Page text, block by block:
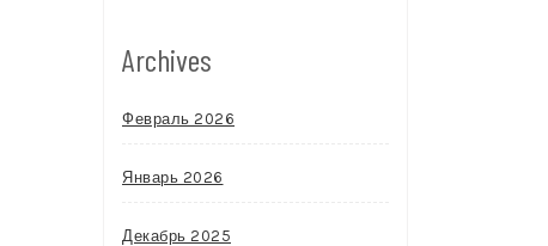
Archives
Февраль 2026
Январь 2026
Декабрь 2025